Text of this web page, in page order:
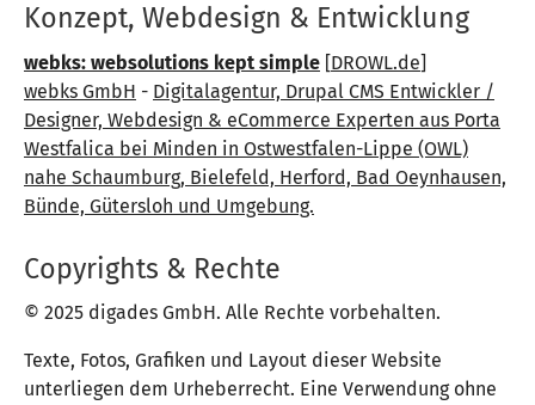
Konzept, Webdesign & Entwicklung
webks: websolutions kept simple [DROWL.de]
webks GmbH - Digitalagentur, Drupal CMS Entwickler /
Designer, Webdesign & eCommerce Experten aus Porta
Westfalica bei Minden in Ostwestfalen-Lippe (OWL)
nahe Schaumburg, Bielefeld, Herford, Bad Oeynhausen,
Bünde, Gütersloh und Umgebung.
Copyrights & Rechte
© 2025 digades GmbH. Alle Rechte vorbehalten.
Texte, Fotos, Grafiken und Layout dieser Website
unterliegen dem Urheberrecht. Eine Verwendung ohne